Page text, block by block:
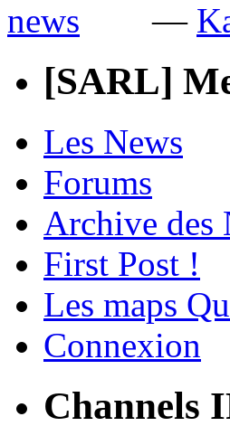
—
[SARL]
Les News
Forums
Archive des
First Post !
Les maps
Connexion
Channels